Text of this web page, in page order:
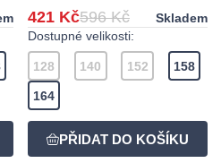
421 Kč596 Kč
Skladem
Dostupné velikosti:
128 140 152 158
164